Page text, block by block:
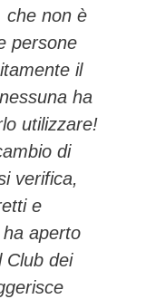
che non è
persone
il
ha
utilizzare!
di
verifica,
e
aperto
Club dei